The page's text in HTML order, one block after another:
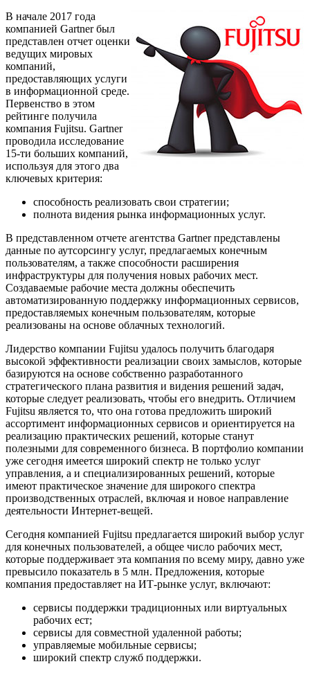
В начале 2017 года
компанией Gartner был
представлен отчет оценки
ведущих мировых
компаний,
предоставляющих услуги
в информационной среде.
Первенство в этом
рейтинге получила
компания Fujitsu. Gartner
проводила исследование
15-ти больших компаний,
используя для этого два
ключевых критерия:
способность реализовать свои стратегии;
полнота видения рынка информационных услуг.
В представленном отчете агентства Gartner представлены
данные по аутсорсингу услуг, предлагаемых конечным
пользователям, а также способности расширения
инфраструктуры для получения новых рабочих мест.
Создаваемые рабочие места должны обеспечить
автоматизированную поддержку информационных сервисов,
предоставляемых конечным пользователям, которые
реализованы на основе облачных технологий.
Лидерство компании Fujitsu удалось получить благодаря
высокой эффективности реализации своих замыслов, которые
базируются на основе собственно разработанного
стратегического плана развития и видения решений задач,
которые следует реализовать, чтобы его внедрить. Отличием
Fujitsu является то, что она готова предложить широкий
ассортимент информационных сервисов и ориентируется на
реализацию практических решений, которые станут
полезными для современного бизнеса. В портфолио компании
уже сегодня имеется широкий спектр не только услуг
управления, а и специализированных решений, которые
имеют практическое значение для широкого спектра
производственных отраслей, включая и новое направление
деятельности Интернет-вещей.
Сегодня компанией Fujitsu предлагается широкий выбор услуг
для конечных пользователей, а общее число рабочих мест,
которые поддерживает эта компания по всему миру, давно уже
превысило показатель в 5 млн. Предложения, которые
компания предоставляет на ИТ-рынке услуг, включают:
сервисы поддержки традиционных или виртуальных
рабочих ест;
сервисы для совместной удаленной работы;
управляемые мобильные сервисы;
широкий спектр служб поддержки.